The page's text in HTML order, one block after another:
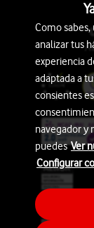
Como
analizar tus
experiencia
adaptada a
consientes
navegador y
puedesVer
Configurar